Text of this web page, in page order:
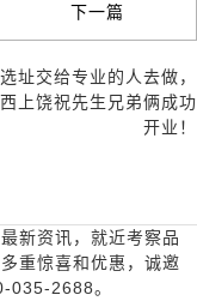
下一篇
址交给专业的人去做，
上饶祝先生兄弟俩成功
开业！
新资讯，就近考察品
重惊喜和优惠，诚邀
035-2688。